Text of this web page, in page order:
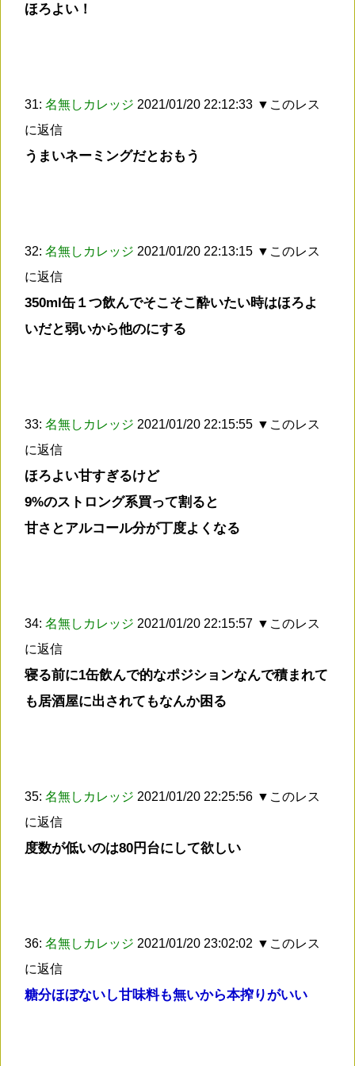
ほろよい！
31: 名無しカレッジ 2021/01/20 22:12:33 ▼このレス
に返信
うまいネーミングだとおもう
32: 名無しカレッジ 2021/01/20 22:13:15 ▼このレス
に返信
350ml缶１つ飲んでそこそこ酔いたい時はほろよ
いだと弱いから他のにする
33: 名無しカレッジ 2021/01/20 22:15:55 ▼このレス
に返信
ほろよい甘すぎるけど
9%のストロング系買って割ると
甘さとアルコール分が丁度よくなる
34: 名無しカレッジ 2021/01/20 22:15:57 ▼このレス
に返信
寝る前に1缶飲んで的なポジションなんで積まれて
も居酒屋に出されてもなんか困る
35: 名無しカレッジ 2021/01/20 22:25:56 ▼このレス
に返信
度数が低いのは80円台にして欲しい
36: 名無しカレッジ 2021/01/20 23:02:02 ▼このレス
に返信
糖分ほぼないし甘味料も無いから本搾りがいい